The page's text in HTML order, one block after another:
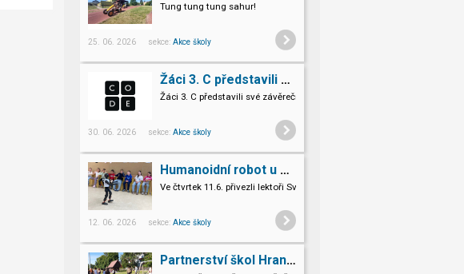
Tung tung tung sahur!
25. 06. 2026 sekce: Akce školy
Žáci 3. C představili své závěrečné projekty v Code.org
Žáci 3. C představili své závěrečné projekty v Code.org
30. 06. 2026 sekce: Akce školy
Humanoidní robot u nás ve škole
Ve čtvrtek 11.6. přivezli lektoři Světa vzdělání na Šromoťák
12. 06. 2026 sekce: Akce školy
Partnerství škol Hranice Hlohovec